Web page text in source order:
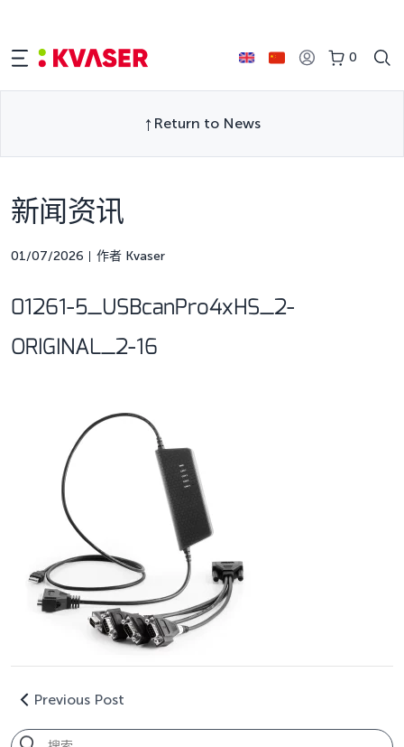
0
Return to News
新闻资讯
01/07/2026 作者 Kvaser
01261-5_USBcanPro4xHS_2-
ORIGINAL_2-16
Previous Post